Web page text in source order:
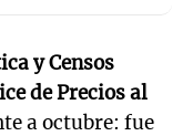
y Censos
de Precios al
a octubre: fue